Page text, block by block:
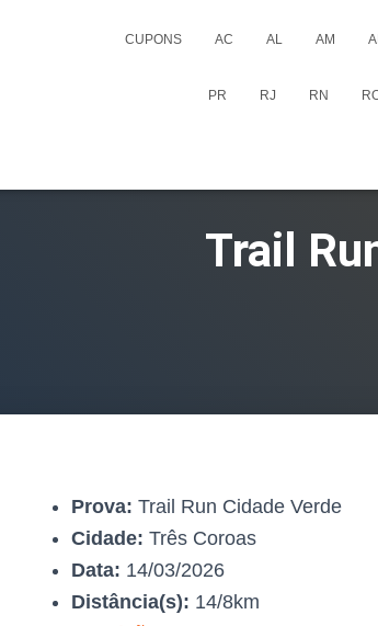
CUPONS AC AL AM
PR RJ RN
Trail
Prova: Trail Run Cidade Verde
Cidade: Três Coroas
Data: 14/03/2026
Distância(s): 14/8km